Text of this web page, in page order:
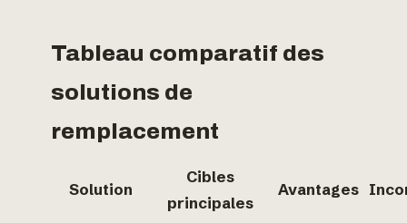
Tableau comparatif des
solutions de
remplacement
Solution
Cibles
principales
Avantages